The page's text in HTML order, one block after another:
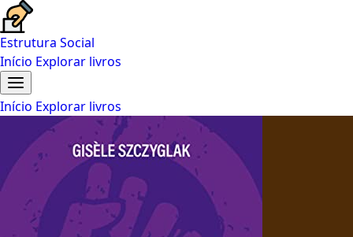
Estrutura Social
Início Explorar livros
Início Explorar livros